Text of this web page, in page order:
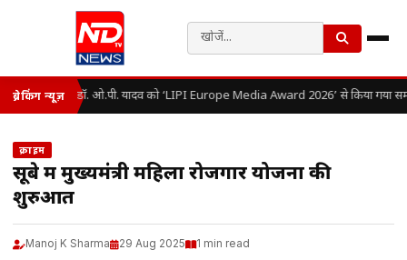
ब्रेकिंग न्यूज़ डॉ. ओ.पी. यादव को ‘LIPI Europe Media Award 2026’ से किया गया
क्राइम
सूबे में मुख्यमंत्री महिला रोजगार योजना की
शुरुआत
Manoj K Sharma 29 Aug 2025 1 min read